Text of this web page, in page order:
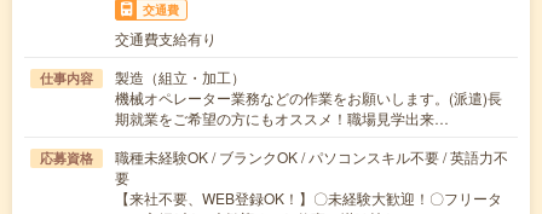
交通費
交通費支給有り
仕事内容
製造（組立・加工）
機械オペレーター業務などの作業をお願いします。(派遣)長
期就業をご希望の方にもオススメ！職場見学出来…
応募資格
職種未経験OK / ブランクOK / パソコンスキル不要 / 英語力不
要
【来社不要、WEB登録OK！】〇未経験大歓迎！〇フリータ